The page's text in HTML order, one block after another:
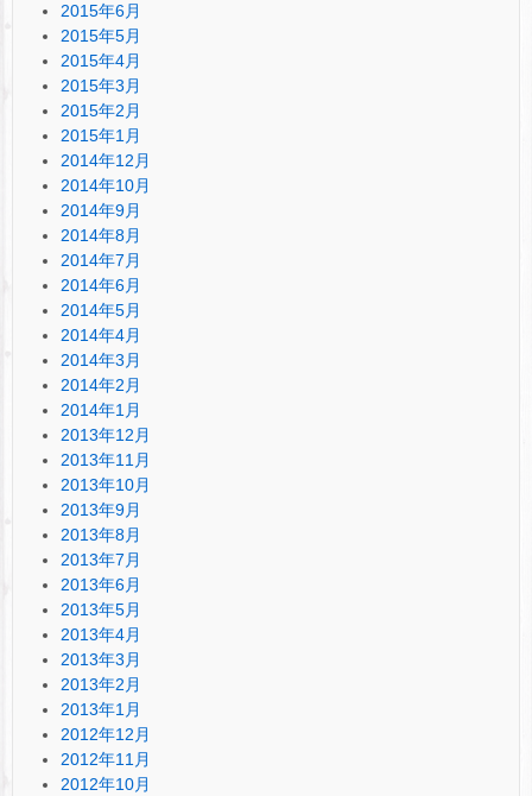
2015年6月
2015年5月
2015年4月
2015年3月
2015年2月
2015年1月
2014年12月
2014年10月
2014年9月
2014年8月
2014年7月
2014年6月
2014年5月
2014年4月
2014年3月
2014年2月
2014年1月
2013年12月
2013年11月
2013年10月
2013年9月
2013年8月
2013年7月
2013年6月
2013年5月
2013年4月
2013年3月
2013年2月
2013年1月
2012年12月
2012年11月
2012年10月